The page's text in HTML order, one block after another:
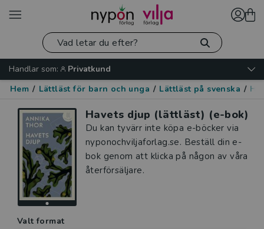
Handlar som:
Privatkund
Hem / Lättläst för barn och unga / Lättläst på svenska /
Havets djup (lättläst) (e-bok)
Du kan tyvärr inte köpa e-böcker via
nyponochviljaforlag.se. Beställ din e-
bok genom att klicka på någon av våra
återförsäljare.
Valt format